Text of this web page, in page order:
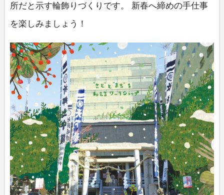
所だと示す輪飾りづくりです。 新春へ締めの手仕事
を楽しみましょう！